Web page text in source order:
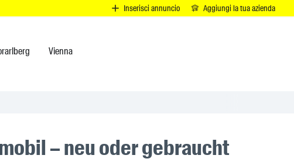
Inserisci annuncio Aggiungi la tua azienda
Vienna
– neu oder gebraucht